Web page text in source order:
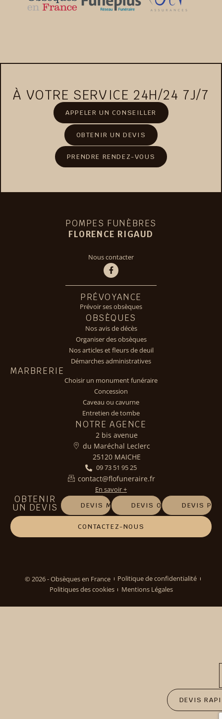
À VOTRE SERVICE 24H/24 7J/7
APPELER UN CONSEILLER
OBTENIR UN DEVIS
PRENDRE RENDEZ-VOUS
POMPES FUNÈBRES
FLORENCE RIGAUD
Nous contacter
PRÉVOYANCE
Prévoir ses obsèques
OBSÈQUES
Nos avis de décès
Organiser des obsèques
Nos articles et fleurs de deuil
Démarches administratives
MARBRERIE
Choisir un monument funéraire
Concession
Caveau ou cavurne
Entretien de tombe
NOTRE AGENCE
2 bis avenue
du Maréchal Leclerc
25120 MAICHE
09 73 51 95 25
contact@flofuneraire.fr
En savoir +
OBTENIR
UN DEVIS DEVIS MARBRERIEDEVIS OBSÈQUES
DEVIS
DEVIS
CONTACTEZ-NOUS
© 2026 - Obsèques en France
Politique de confidentialité
Politiques des cookies
Mentions Légales